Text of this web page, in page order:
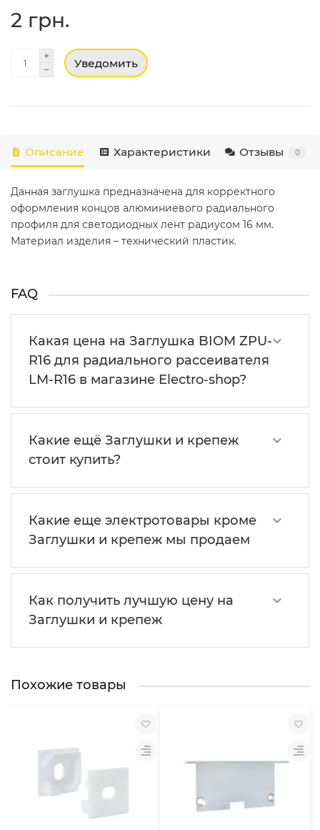
2 грн.
Уведомить
Описание Характеристики Отзывы 0
Данная заглушка предназначена для корректного
оформления концов алюминиевого радиального
профиля для светодиодных лент радиусом 16 мм.
Материал изделия – технический пластик.
FAQ
Какая цена на Заглушка BIOM ZPU-
R16 для радиального рассеивателя
LM-R16 в магазине Electro-shop?
Какие ещё Заглушки и крепеж
стоит купить?
Какие еще электротовары кроме
Заглушки и крепеж мы продаем
Как получить лучшую цену на
Заглушки и крепеж
Похожие товары